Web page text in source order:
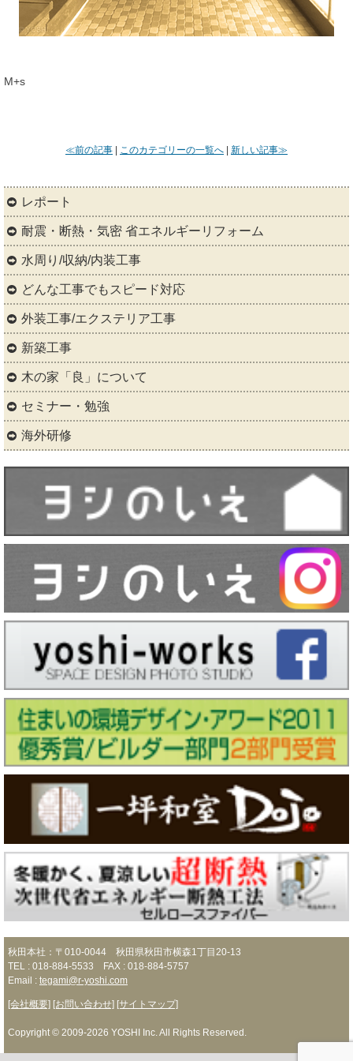
M+s
≪前の記事 このカテゴリーの一覧へ 新しい記事≫
レポート
耐震・断熱・気密 省エネルギーリフォーム
水周り/収納/内装工事
どんな工事でもスピード対応
外装工事/エクステリア工事
新築工事
木の家「良」について
セミナー・勉強
海外研修
秋田本社：〒010-0044 秋田県秋田市横森1丁目20-13
TEL : 018-884-5533 FAX : 018-884-5757
Email : tegami@r-yoshi.com
[会社概要] [お問い合わせ] [サイトマップ]
Copyright © 2009-2026 YOSHI Inc. All Rights Reserved.